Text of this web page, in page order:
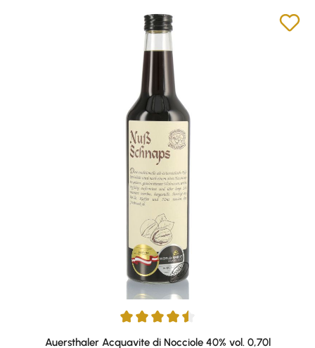
Average rating of 4.57 out of 5 stars
Auersthaler Acquavite di Nocciole 40% vol. 0,70l